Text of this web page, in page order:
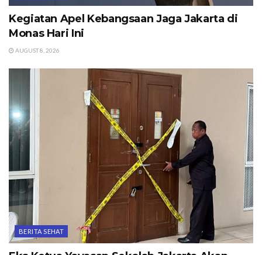
Kegiatan Apel Kebangsaan Jaga Jakarta di
Monas Hari Ini
AUGUST 8, 2026
BERITA SEHAT